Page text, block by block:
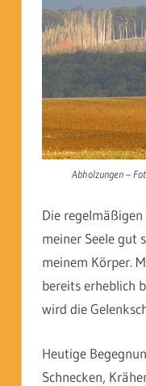
Abholzungen –
Die
meiner Seele gut
meinem Körper.
bereits erheblich
wird die
Heutige
Schnecken,